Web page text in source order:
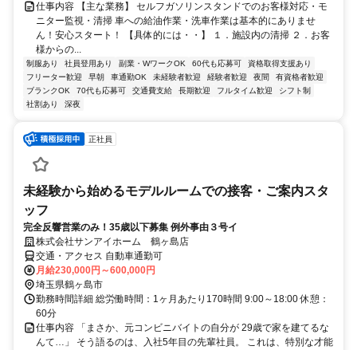
仕事内容 【主な業務】 セルフガソリンスタンドでのお客様対応・モ
ニター監視・清掃 車への給油作業・洗車作業は基本的にありませ
ん！安心スタート！ 【具体的には・・】 １．施設内の清掃 ２．お客
様からの...
制服あり 社員登用あり 副業・WワークOK 60代も応募可
資格取得支援あり
フリーター歓迎
早朝 車通勤OK 未経験者歓迎 経験者歓迎 夜間
有資格者歓迎
ブランクOK
70代も応募可 交通費支給 長期歓迎 フルタイム歓迎
シフト制
社割あり
深夜
正社員
未経験から始めるモデルルームでの接客・ご案内スタ
ッフ
完全反響営業のみ！35歳以下募集 例外事由３号イ
株式会社サンアイホーム 鶴ヶ島店
交通・アクセス 自動車通勤可
月給230,000円～600,000円
埼玉県鶴ヶ島市
勤務時間詳細 総労働時間：1ヶ月あたり170時間 9:00～18:00 休憩：
60分
仕事内容 「まさか、元コンビニバイトの自分が 29歳で家を建てるな
んて…」 そう語るのは、入社5年目の先輩社員。 これは、特別な才能